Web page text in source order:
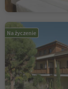
Na życzenie